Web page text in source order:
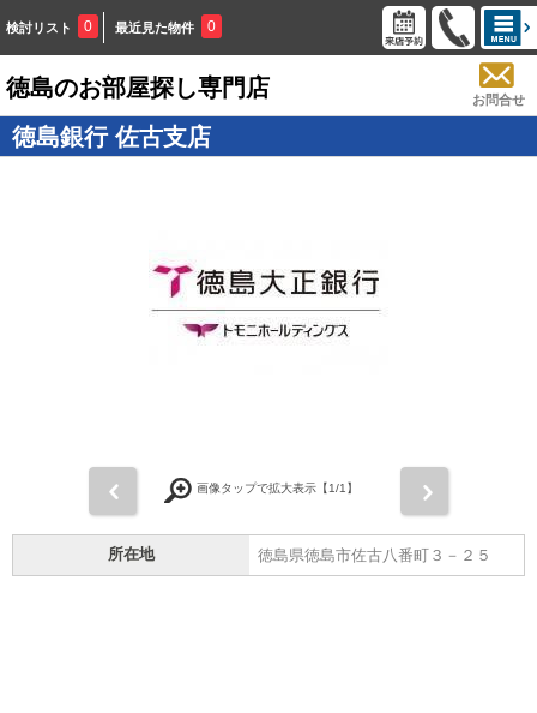
検討リスト 0 最近見た物件 0
徳島のお部屋探し専門店 お問合せ
徳島銀行 佐古支店
前 画像タップで拡大表示【1/1】
所在地 徳島県徳島市佐古八番町３－２５